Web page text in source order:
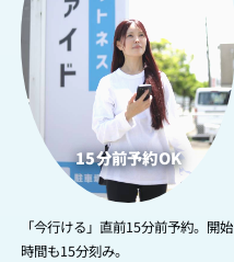
15分前予約OK
「今行ける」直前15分前予約。開始
時間も15分刻み。